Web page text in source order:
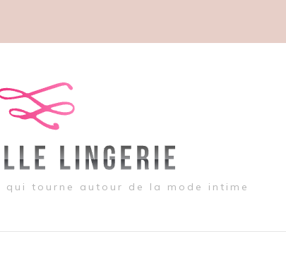
tourne autour de la mode intime